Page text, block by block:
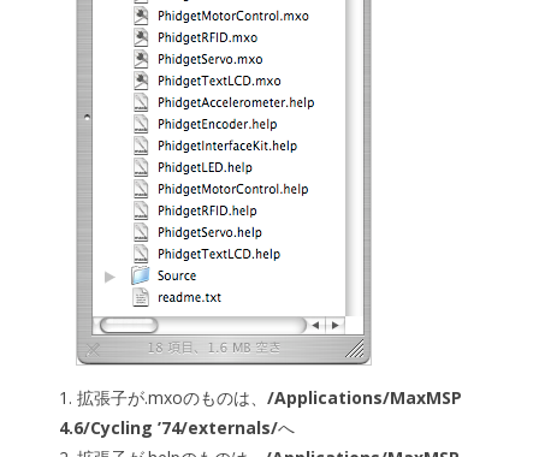
1. 拡張子が.mxoのものは、 /Applications/MaxMSP
4.6/Cycling ’74/externals/へ